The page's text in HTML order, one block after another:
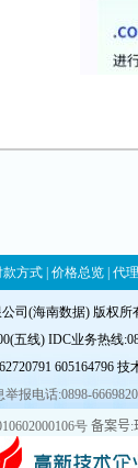
款方式 价格总览 代
司(海南数据) 版权
五线) IDC业务热线
605164796 技
报电话:0898-
号 备案号: